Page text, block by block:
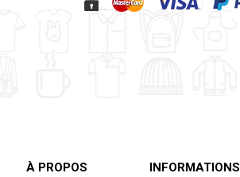
À PROPOS INFORMATIONS